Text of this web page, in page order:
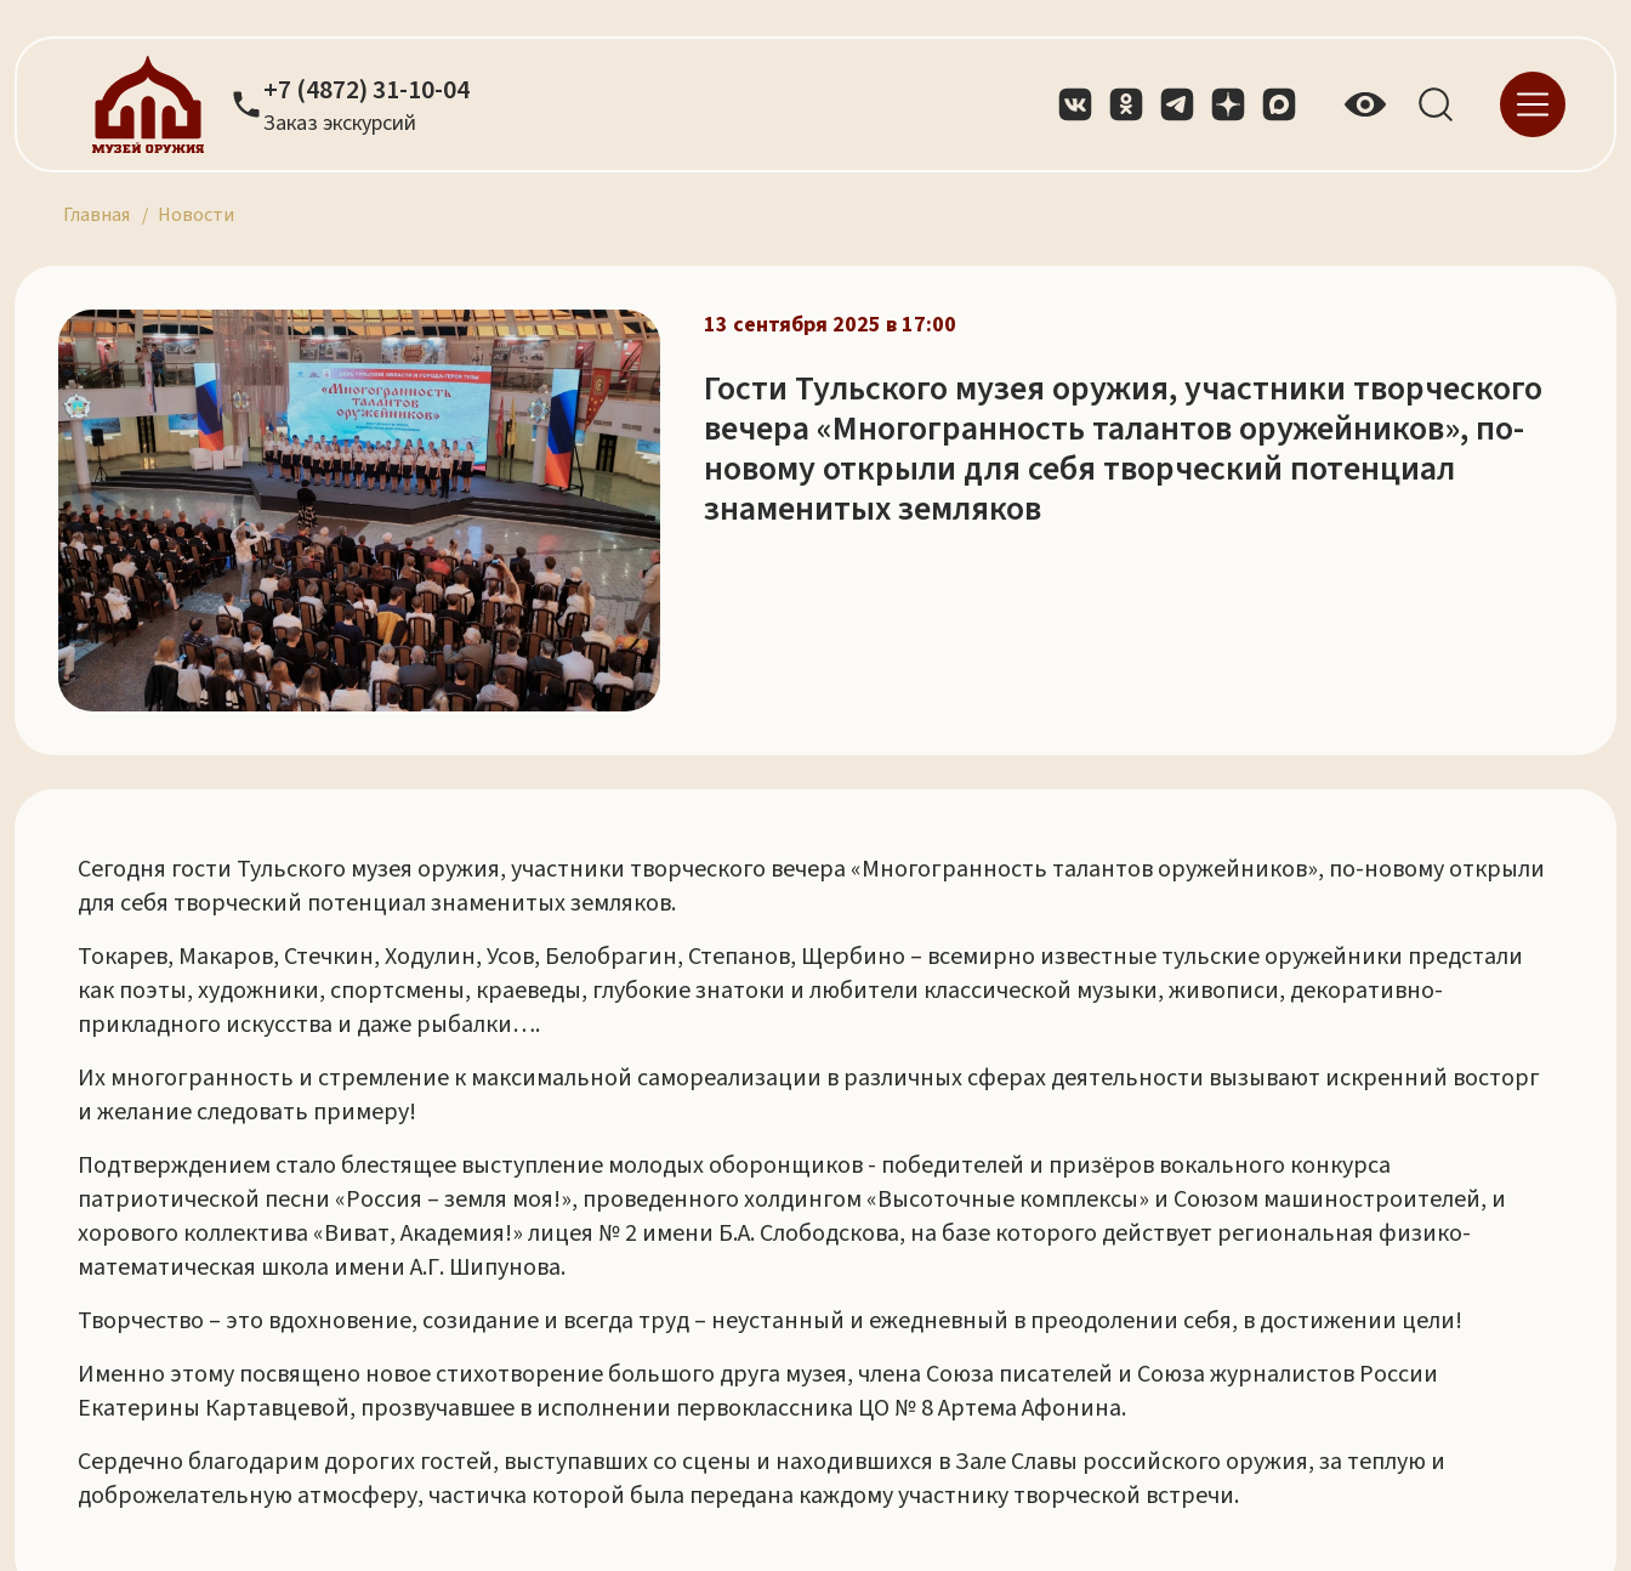
+7 (4872) 31-10-04
Заказ экскурсий
Главная Новости
13 сентября 2025 в 17:00
Гости Тульского музея оружия, участники творческого
вечера «Многогранность талантов оружейников», по-
новому открыли для себя творческий потенциал
знаменитых земляков
Сегодня гости Тульского музея оружия, участники творческого вечера «Многогранность талантов оружейников», по-новому открыли
для себя творческий потенциал знаменитых земляков.
Токарев, Макаров, Стечкин, Ходулин, Усов, Белобрагин, Степанов, Щербино – всемирно известные тульские оружейники предстали
как поэты, художники, спортсмены, краеведы, глубокие знатоки и любители классической музыки, живописи, декоративно-
прикладного искусства и даже рыбалки….
Их многогранность и стремление к максимальной самореализации в различных сферах деятельности вызывают искренний восторг
и желание следовать примеру!
Подтверждением стало блестящее выступление молодых оборонщиков - победителей и призёров вокального конкурса
патриотической песни «Россия – земля моя!», проведенного холдингом «Высоточные комплексы» и Союзом машиностроителей, и
хорового коллектива «Виват, Академия!» лицея № 2 имени Б.А. Слободскова, на базе которого действует региональная физико-
математическая школа имени А.Г. Шипунова.
Творчество – это вдохновение, созидание и всегда труд – неустанный и ежедневный в преодолении себя, в достижении цели!
Именно этому посвящено новое стихотворение большого друга музея, члена Союза писателей и Союза журналистов России
Екатерины Картавцевой, прозвучавшее в исполнении первоклассника ЦО № 8 Артема Афонина.
Сердечно благодарим дорогих гостей, выступавших со сцены и находившихся в Зале Славы российского оружия, за теплую и
доброжелательную атмосферу, частичка которой была передана каждому участнику творческой встречи.